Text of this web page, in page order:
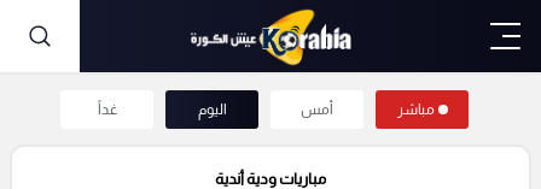
مباشر أمس اليوم غداً
مباريات ودية أندية